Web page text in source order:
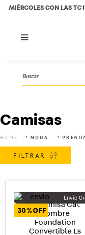
CON LAS TC ITAÚ 🧡
Camisas
MODA
FILTRAR
30 %
5.
6.
7.
8.